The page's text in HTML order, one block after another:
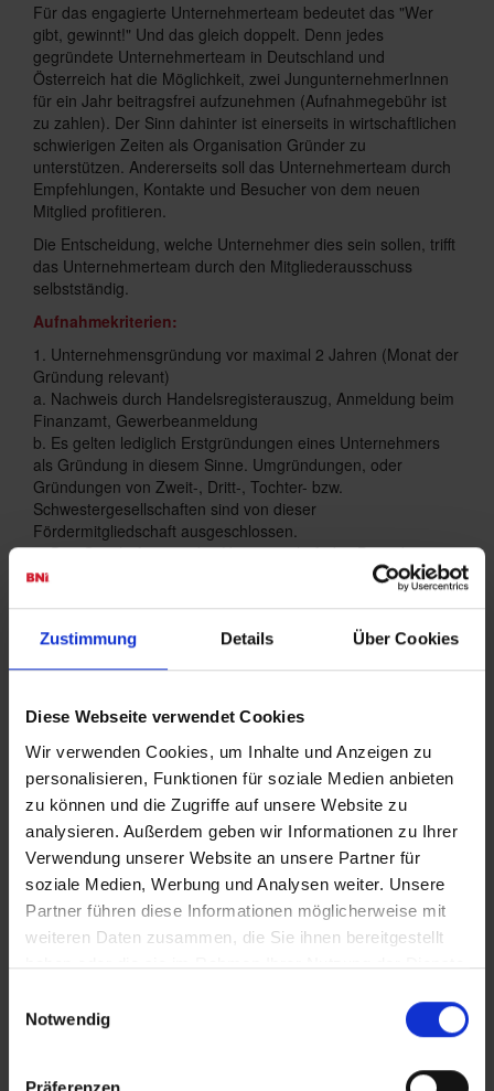
Zustimmung Details Über Cookies
Diese Webseite verwendet Cookies
Wir verwenden Cookies, um Inhalte und Anzeigen zu
personalisieren, Funktionen für soziale Medien anbieten
zu können und die Zugriffe auf unsere Website zu
analysieren. Außerdem geben wir Informationen zu Ihrer
Verwendung unserer Website an unsere Partner für
soziale Medien, Werbung und Analysen weiter. Unsere
Partner führen diese Informationen möglicherweise mit
weiteren Daten zusammen, die Sie ihnen bereitgestellt
haben oder die sie im Rahmen Ihrer Nutzung der Dienste
Notwendig
Für das engagierte Unternehmerteam bedeutet das "Wer
gibt, gewinnt!" Und das gleich doppelt. Denn jedes
gegründete Unternehmerteam in Deutschland und
Österreich hat die Möglichkeit, zwei JungunternehmerInnen
für ein Jahr beitragsfrei aufzunehmen (Aufnahmegebühr ist
zu zahlen). Der Sinn dahinter ist einerseits in wirtschaftlichen
schwierigen Zeiten als Organisation Gründer zu
unterstützen. Andererseits soll das Unternehmerteam durch
Empfehlungen, Kontakte und Besucher von dem neuen
Mitglied profitieren.
Die Entscheidung, welche Unternehmer dies sein sollen, trifft
das Unternehmerteam durch den Mitgliederausschuss
selbstständig.
Aufnahmekriterien:
1. Unternehmensgründung vor maximal 2 Jahren (Monat der
Gründung relevant)
a. Nachweis durch Handelsregisterauszug, Anmeldung beim
Finanzamt, Gewerbeanmeldung
b. Es gelten lediglich Erstgründungen eines Unternehmers
als Gründung in diesem Sinne. Umgründungen, oder
Gründungen von Zweit-, Dritt-, Tochter- bzw.
Schwestergesellschaften sind von dieser
Fördermitgliedschaft ausgeschlossen.
2. Das Geschäft muss das Hauptgeschäft des Bewerbers
sein.
3. Der Bewerber hat bis dato keinen oder mäßigen Gewinn
ein Unternehmerteam die Fördermitgliedschaft vergibt, liegt
beim Mitgliederausschuss.
Bewerber muss neu bei BNI sein.
5. Die Jungunternehmerförderung kann nicht bei
Verlängerungen gewährt werden.
Fernsehbeitrag über BNI und das Jungunternehmer-
Förderprogramm auf Hauptstadt.TV vom 20.01.22